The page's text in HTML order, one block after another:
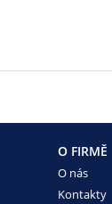
O FIRMĚ
O nás
Kontakty